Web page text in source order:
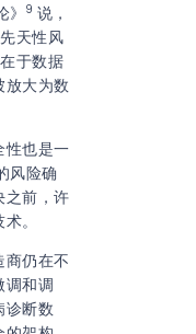
9 说，
天性风
于数据
放大为数
性也是一
风险确
之前，许
。
商仍在不
调和调
诊断数